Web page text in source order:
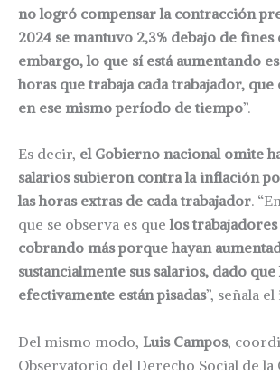
no logró compensar la contracción
2024 se mantuvo 2,3% debajo de fines
embargo, lo que sí está aumentando
horas que trabaja cada trabajador,
en ese mismo período de tiempo”.
Es decir, el Gobierno nacional omite
salarios subieron contra la inflación
las horas extras de cada trabajador.
que se observa es quelos
cobrando más porque hayan
sustancialmente sus salarios, dado
efectivamente están pisadas”, señala
Del mismo modo, Luis Campos,
Observatorio del Derecho Social de la